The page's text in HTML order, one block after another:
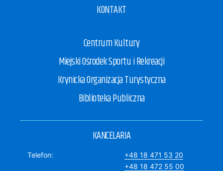
KONTAKT
Centrum Kultury
Miejski Ośrodek Sportu i Rekreacji
Krynicka Organizacja Turystyczna
Biblioteka Publiczna
KANCELARIA
Telefon
+48 18 471 53 20
+48 18 472 55 00